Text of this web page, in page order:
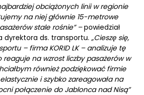
obciążonych linii w regionie
na niej głównie 15-metrowe
stale rośnie” –powiedział
dyrektora ds. transportu. „Cieszę się,
– firma KORID LK – analizuje tę
na wzrost liczby pasażerów w
również podziękować firmie
i szybko zareagowała na
połączenie do Jablonca nad Nisą”